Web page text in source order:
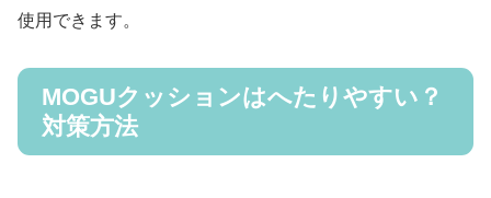
使用できます。
MOGUクッションはへたりやすい？
対策方法